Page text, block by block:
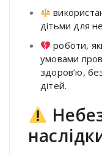
дітьми для
роботи,
умовами
здоров’ю,
дітей.